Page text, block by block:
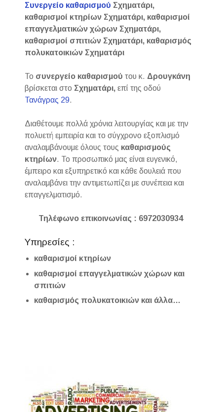
Συνεργείο καθαρισμού Σχηματάρι,
καθαρισμοί κτηρίων Σχηματάρι, καθαρισμοί
επαγγελματικών χώρων Σχηματάρι,
καθαρισμοί σπιτιών Σχηματάρι, καθαρισμός
πολυκατοικιών Σχηματάρι
Το συνεργείο καθαρισμού του κ. Δρουγκάνη
βρίσκεται στο Σχηματάρι, επί της οδού
Τανάγρας 29.
Διαθέτουμε πολλά χρόνια λειτουργίας και με την
πολυετή εμπειρία και το σύγχρονο εξοπλισμό
αναλαμβάνουμε όλους τους καθαρισμούς
κτηρίων. Το προσωπικό μας είναι ευγενικό,
έμπειρο και εξυπηρετικό και κάθε δουλειά που
αναλαμβάνει την αντιμετωπίζει με συνέπεια και
επαγγελματισμό.
Τηλέφωνο επικοινωνίας : 6972030934
Υπηρεσίες :
καθαρισμοί κτηρίων
καθαρισμοί επαγγελματικών χώρων και
σπιτιών
καθαρισμός πολυκατοικιών και άλλα…